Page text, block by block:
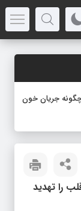
چگونه جریان خون
را تهدید